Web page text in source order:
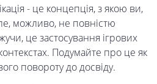
- це концепція, з якою ви,
можливо, не повністю
це застосування ігрових
Подумайте про це як
повороту до досвіду.